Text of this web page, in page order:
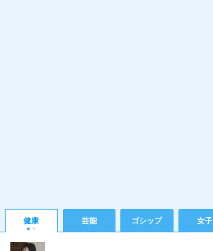
健康 芸能 ゴシップ 女子